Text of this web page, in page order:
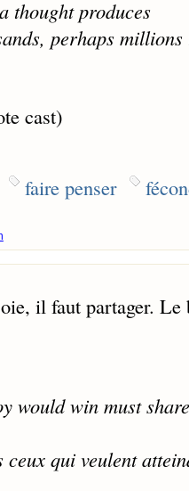
thought produces
perhaps
cast)
faire penser
il faut partager. Le
would win must
qui veulent